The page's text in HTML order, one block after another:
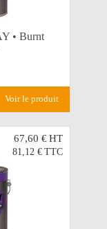
• Burnt
voir le produit
67,60 €HT
81,12 € TTC